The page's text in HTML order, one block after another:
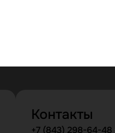
Контакты
+7 (843) 298-64-48